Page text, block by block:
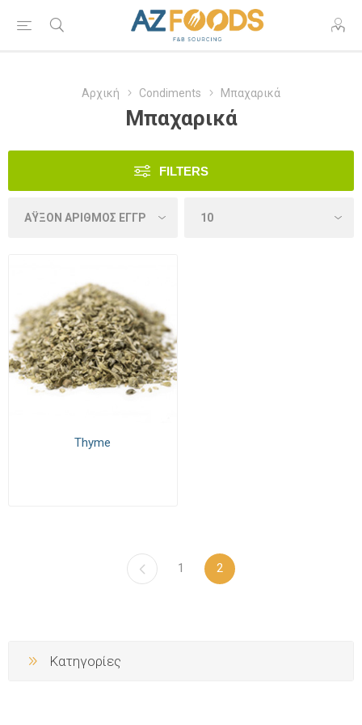
Αρχική Condiments Μπαχαρικά
Μπαχαρικά
FILTERS
Thyme
1 2
Κατηγορίες